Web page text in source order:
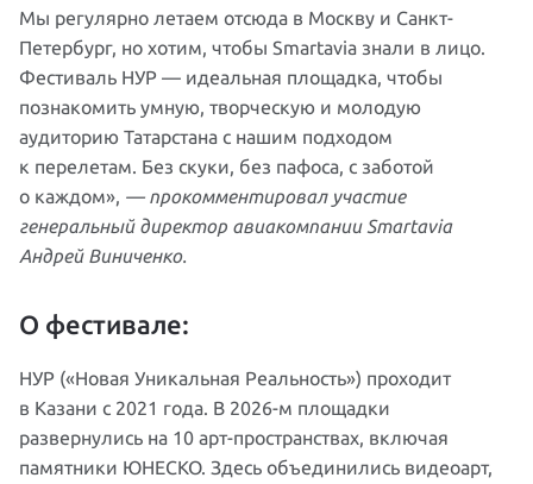
Мы регулярно летаем отсюда в Москву и Санкт-
Петербург, но хотим, чтобы Smartavia знали в лицо.
Фестиваль НУР — идеальная площадка, чтобы
познакомить умную, творческую и молодую
аудиторию Татарстана с нашим подходом
к перелетам. Без скуки, без пафоса, с заботой
о каждом», — прокомментировал участие
генеральный директор авиакомпании Smartavia
Андрей Виниченко.
О фестивале:
НУР («Новая Уникальная Реальность») проходит
в Казани с 2021 года. В 2026-м площадки
развернулись на 10 арт-пространствах, включая
памятники ЮНЕСКО. Здесь объединились видеоарт,